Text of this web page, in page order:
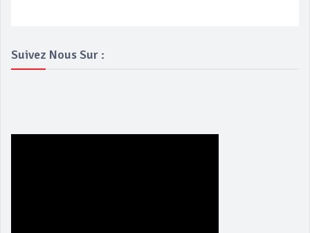
Suivez Nous Sur :